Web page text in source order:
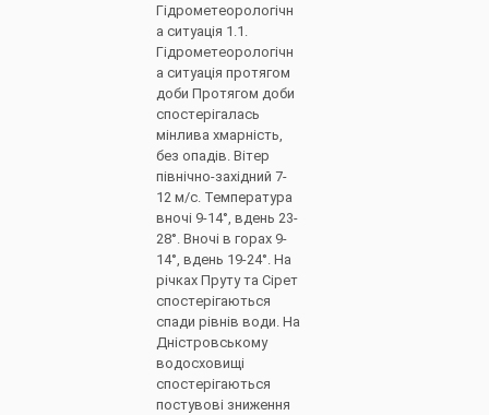
Гідрометеорологічн
а ситуація 1.1.
Гідрометеорологічн
а ситуація протягом
доби Протягом доби
спостерігалась
мінлива хмарність,
без опадів. Вітер
північно-західний 7-
12 м/с. Температура
вночі 9-14°, вдень 23-
28°. Вночі в горах 9-
14°, вдень 19-24°. На
річках Пруту та Сірет
спостерігаються
спади рівнів води. На
Дністровському
водосховищі
спостерігаються
постувові зниження